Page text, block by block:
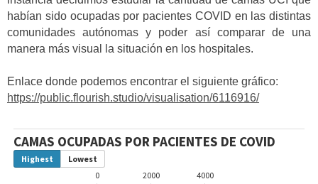
habían sido ocupadas por pacientes COVID en las distintas
comunidades autónomas y poder así comparar de una
manera más visual la situación en los hospitales.
Enlace donde podemos encontrar el siguiente gráfico:
https://public.flourish.studio/visualisation/6116916/